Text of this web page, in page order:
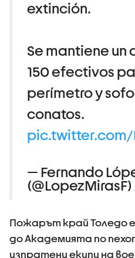
extinción.
Se mantiene un
150 efectivos
perímetro y
conatos.
pic.twitter.com/
— Fernando
(@LopezMirasF)
Пожарът край Толедо
до Академията по
изпратени екипи на